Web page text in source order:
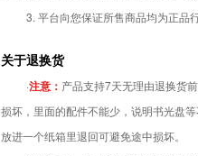
3. 平台向您保证所售商品均为正品
关于退换货
·注意： 产品支持7天无理由退换货
损坏，里面的配件不能少，说明书光盘
放进一个纸箱里退回可避免途中损坏。